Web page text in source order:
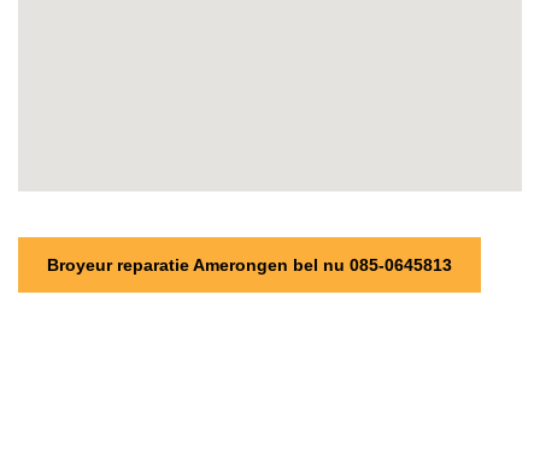
Broyeur reparatie Amerongen bel nu 085-0645813